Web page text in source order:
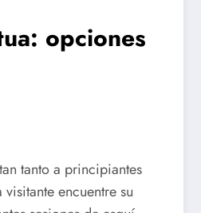
opciones
tanto a principiantes
encuentre su